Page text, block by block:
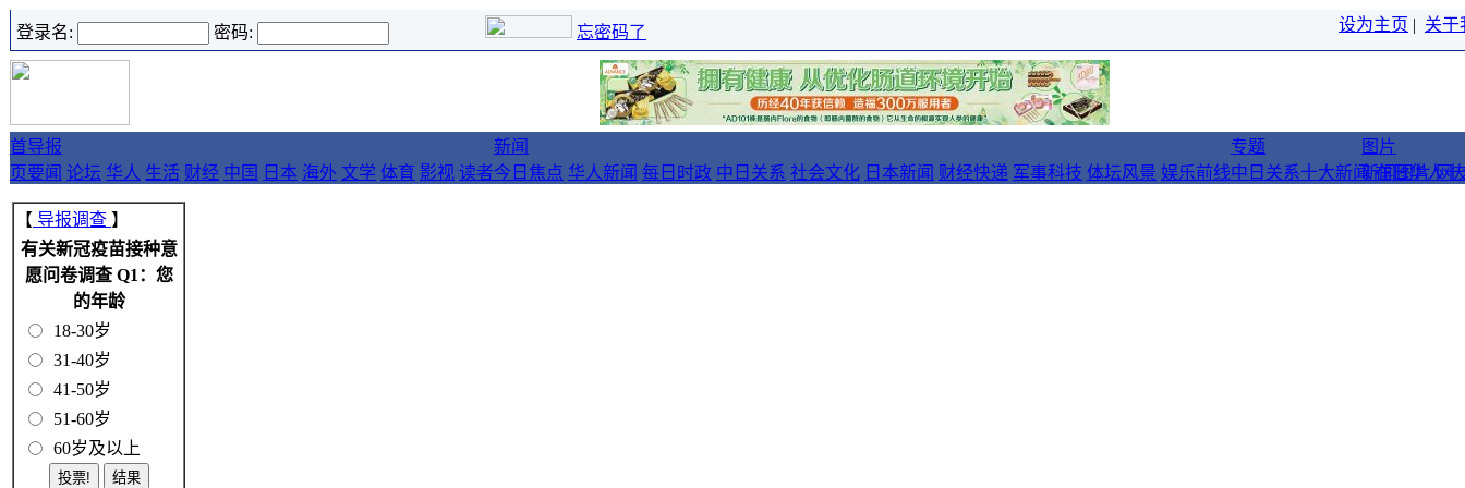
登录名: 密码: 忘密码了 设为主页 | 关于
首
页
导报
要闻 论坛 华人 生活 财经 中国 日本 海外 文学 体育 影视 读者
新闻
今日焦点 华人新闻 每日时政 中日关系 社会文化 日本新闻 财经快递 军事科技 体坛风景 娱乐前线
专题
中日关系十大新闻 在日华人
图片
新闻图片 网
【 导报调查 】
有关新冠疫苗接种意
愿问卷调查 Q1：您
的年龄
18-30岁
31-40岁
41-50岁
51-60岁
60岁及以上